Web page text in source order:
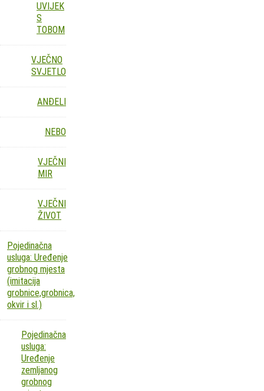
UVIJEK
S
TOBOM
VJEČNO
SVJETLO
ANĐELI
NEBO
VJEČNI
MIR
VJEČNI
ŽIVOT
Pojedinačna
usluga: Uređenje
grobnog mjesta
(imitacija
grobnice,grobnica,
okvir i sl.)
Pojedinačna
usluga:
Uređenje
zemljanog
grobnog